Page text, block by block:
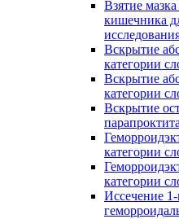
Взятие
кишечника
Вскрытие
категории
Вскрытие
категории
Вскрытие
парапроктита
категории
категории
Иссечение